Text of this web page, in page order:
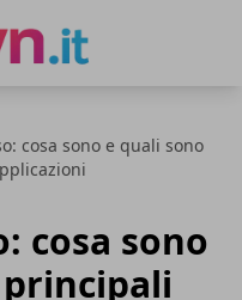
cosa sono e quali sono
cosa sono